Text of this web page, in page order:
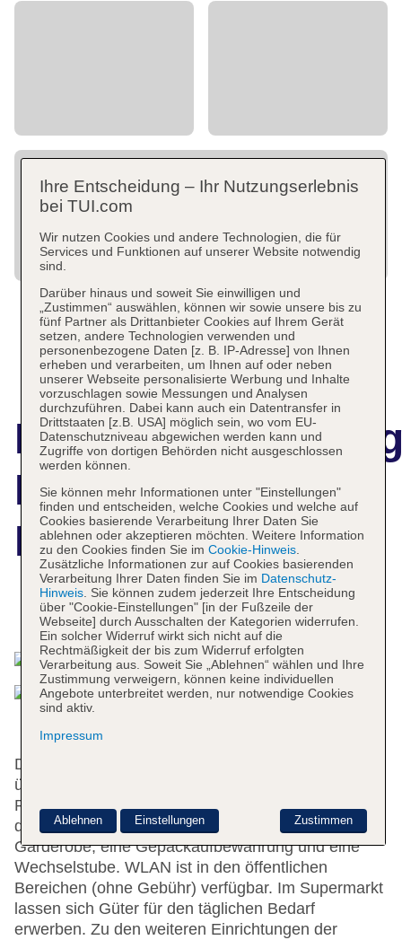
Kleopatra Bebek
Hotel
Das bietet Ihre Unterkunft
Das Hotel bietet 43 Nichtraucherzimmer und verfügt
über einen Aufzug. Das freundliche Personal an der
Rezeption ist gerne bei allen Fragen behilflich. Zu
den Einrichtungen des Hauses gehören eine
Garderobe, eine Gepäckaufbewahrung und eine
Wechselstube. WLAN ist in den öffentlichen
Bereichen (ohne Gebühr) verfügbar. Im Supermarkt
lassen sich Güter für den täglichen Bedarf
erwerben. Zu den weiteren Einrichtungen der
Ihre Entscheidung – Ihr Nutzungserlebnis
bei TUI.com
Wir nutzen Cookies und andere Technologien, die für
Services und Funktionen auf unserer Website notwendig
sind.
Darüber hinaus und soweit Sie einwilligen und
„Zustimmen“ auswählen, können wir sowie unsere bis zu
fünf Partner als Drittanbieter Cookies auf Ihrem Gerät
setzen, andere Technologien verwenden und
personenbezogene Daten [z. B. IP-Adresse] von Ihnen
erheben und verarbeiten, um Ihnen auf oder neben
unserer Webseite personalisierte Werbung und Inhalte
vorzuschlagen sowie Messungen und Analysen
durchzuführen. Dabei kann auch ein Datentransfer in
Drittstaaten [z.B. USA] möglich sein, wo vom EU-
Datenschutzniveau abgewichen werden kann und
Zugriffe von dortigen Behörden nicht ausgeschlossen
werden können.
Sie können mehr Informationen unter "Einstellungen"
finden und entscheiden, welche Cookies und welche auf
Cookies basierende Verarbeitung Ihrer Daten Sie
ablehnen oder akzeptieren möchten. Weitere Information
zu den Cookies finden Sie im Cookie-Hinweis.
Zusätzliche Informationen zur auf Cookies basierenden
Verarbeitung Ihrer Daten finden Sie im Datenschutz-
Hinweis. Sie können zudem jederzeit Ihre Entscheidung
über "Cookie-Einstellungen" [in der Fußzeile der
Webseite] durch Ausschalten der Kategorien widerrufen.
Ein solcher Widerruf wirkt sich nicht auf die
Rechtmäßigkeit der bis zum Widerruf erfolgten
Verarbeitung aus. Soweit Sie „Ablehnen“ wählen und Ihre
Zustimmung verweigern, können keine individuellen
Angebote unterbreitet werden, nur notwendige Cookies
sind aktiv.
Impressum
Zustimmen
Ablehnen Einstellungen